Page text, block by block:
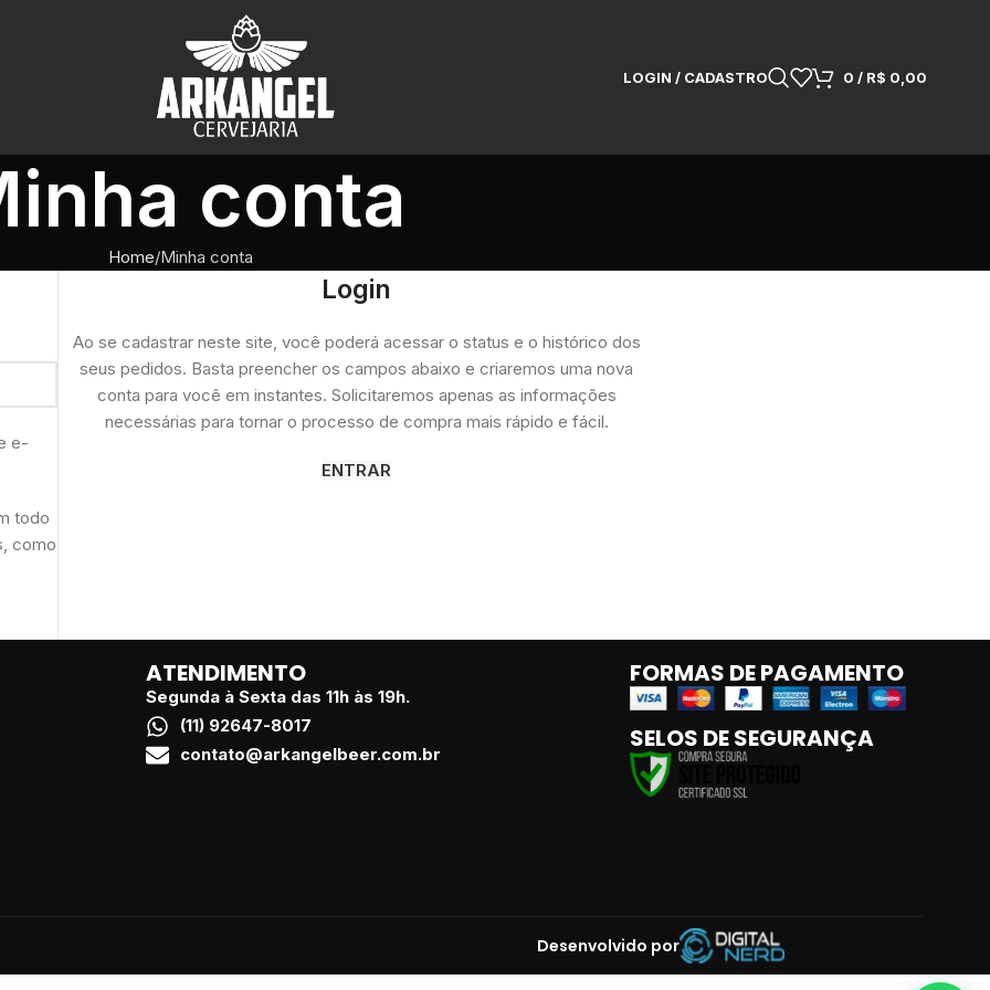
LOGIN / CADASTRO 0 / R$ 0,00
conta
Home Minha conta
e-
todo
como
Login
Ao se cadastrar neste site, você poderá acessar o status e o histórico dos
seus pedidos. Basta preencher os campos abaixo e criaremos uma nova
conta para você em instantes. Solicitaremos apenas as informações
necessárias para tornar o processo de compra mais rápido e fácil.
ENTRAR
ATENDIMENTO
Segunda à Sexta das 11h às 19h.
(11) 92647-8017
contato@arkangelbeer.com.br
FORMAS DE PAGAMENTO
SELOS DE SEGURANÇA
Desenvolvido por